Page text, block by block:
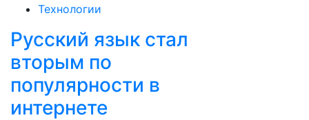
Технологии
Русский язык стал
вторым по
популярности в
интернете